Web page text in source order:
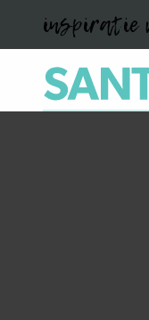
inspiratie